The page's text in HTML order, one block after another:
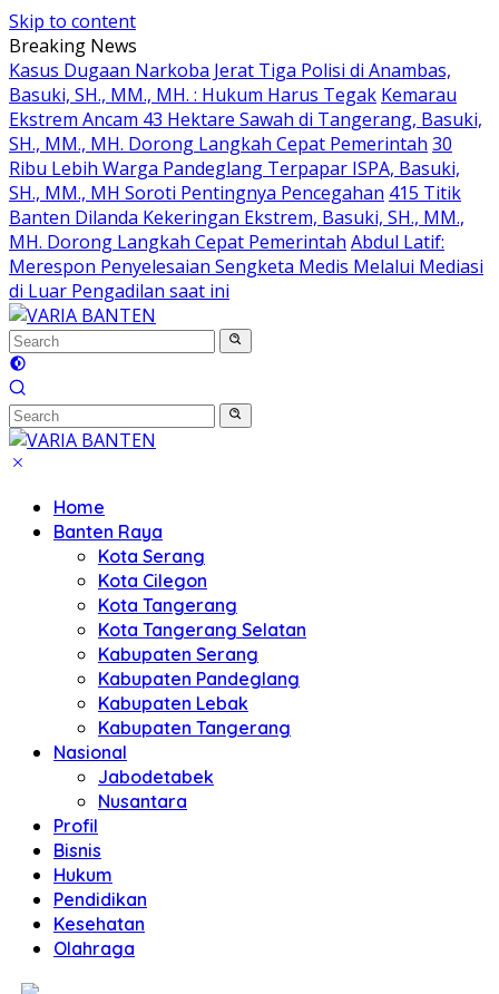
Skip to content
Breaking News
Kasus Dugaan Narkoba Jerat Tiga Polisi di Anambas,
Basuki, SH., MM., MH. : Hukum Harus Tegak Kemarau
Ekstrem Ancam 43 Hektare Sawah di Tangerang, Basuki,
SH., MM., MH. Dorong Langkah Cepat Pemerintah 30
Ribu Lebih Warga Pandeglang Terpapar ISPA, Basuki,
SH., MM., MH Soroti Pentingnya Pencegahan 415 Titik
Banten Dilanda Kekeringan Ekstrem, Basuki, SH., MM.,
MH. Dorong Langkah Cepat Pemerintah Abdul Latif:
Merespon Penyelesaian Sengketa Medis Melalui Mediasi
di Luar Pengadilan saat ini
Home
Banten Raya
Kota Serang
Kota Cilegon
Kota Tangerang
Kota Tangerang Selatan
Kabupaten Serang
Kabupaten Pandeglang
Kabupaten Lebak
Kabupaten Tangerang
Nasional
Jabodetabek
Nusantara
Profil
Bisnis
Hukum
Pendidikan
Kesehatan
Olahraga